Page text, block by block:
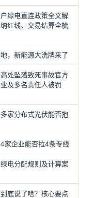
绿电直连政策全文解
红线、交易结算全梳
，新能源大洗牌来了
处坠落致死事故官方
及多名责任人被罚
家分布式光伏能否抱
家企业能否拉4条专线
电分配规则及计算案
底说了啥？核心要点